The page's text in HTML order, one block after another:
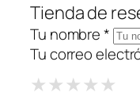
Tienda de
Tu nombre *
Tu correo
★1 Star
★★2
★★★3
★★★★4
★★★★★